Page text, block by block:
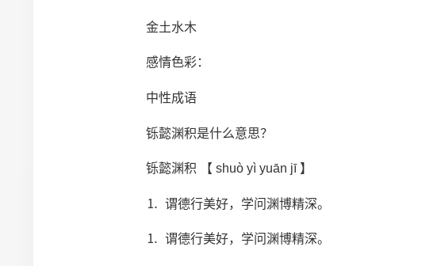
金土水木
感情色彩：
中性成语
铄懿渊积是什么意思？
铄懿渊积 【 shuò yì yuān jī 】
⒈ 谓德行美好，学问渊博精深。
⒈ 谓德行美好，学问渊博精深。